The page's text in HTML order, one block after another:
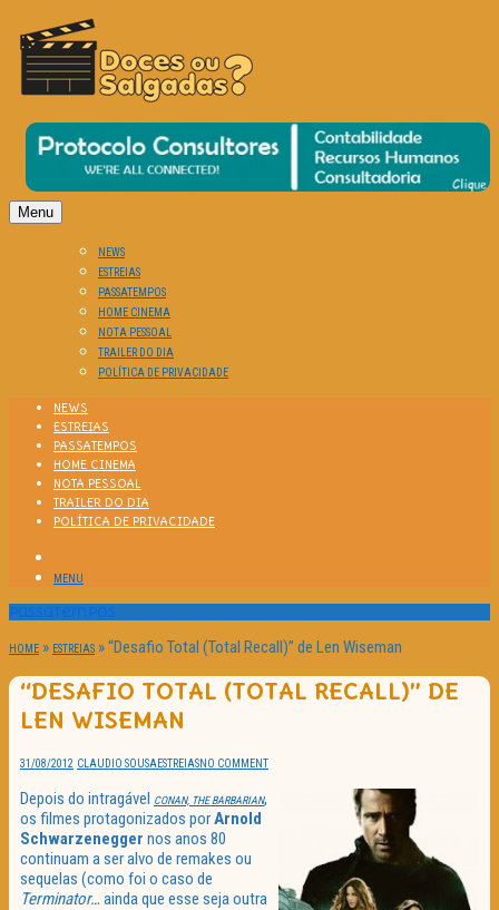
DOCES OU SALGADAS?
O Cinema? Uma Paixão!!
Menu
NEWS
ESTREIAS
PASSATEMPOS
HOME CINEMA
NOTA PESSOAL
TRAILER DO DIA
POLÍTICA DE PRIVACIDADE
NEWS
ESTREIAS
PASSATEMPOS
HOME CINEMA
NOTA PESSOAL
TRAILER DO DIA
POLÍTICA DE PRIVACIDADE
MENU
Passatempos
HOME » ESTREIAS »“Desafio Total (Total Recall)” de Len Wiseman
“DESAFIO TOTAL (TOTAL RECALL)” DE
LEN WISEMAN
31/08/2012 CLAUDIO SOUSAESTREIASNO COMMENT
Depois do intragável CONAN, THE BARBARIAN,
os filmes protagonizados porArnold
Schwarzenegger nos anos 80
continuam a ser alvo de remakes ou
sequelas (como foi o caso de
Terminator…ainda que esse seja outra